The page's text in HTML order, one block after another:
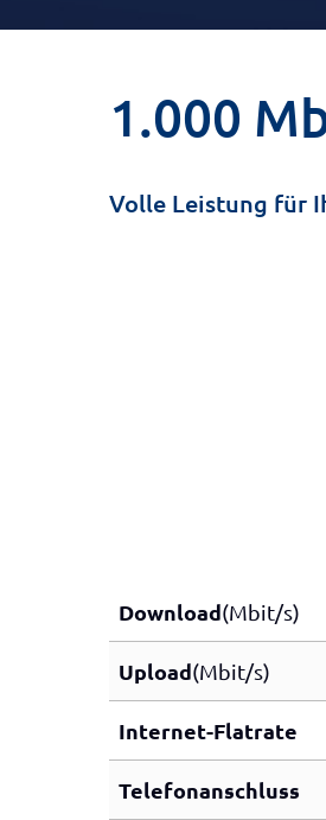
1.000
Volle Leistung für
Download(Mbit/s)
Upload(Mbit/s)
Internet-Flatrate
Telefonanschluss